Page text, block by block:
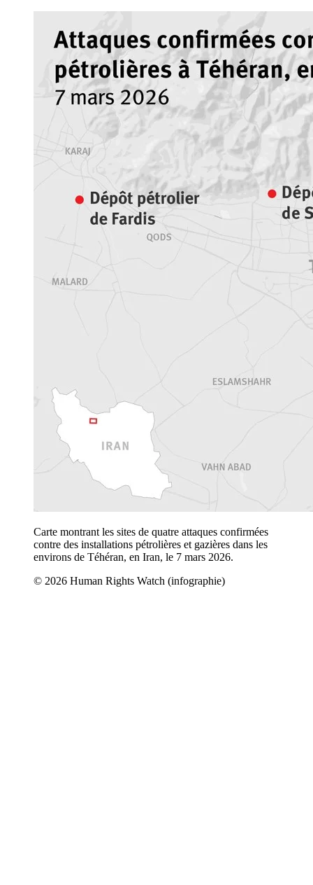
Carte montrant les sites de quatre attaques confirmées
contre des installations pétrolières et gazières dans les
environs de Téhéran, en Iran, le 7 mars 2026.
© 2026 Human Rights Watch (infographie)